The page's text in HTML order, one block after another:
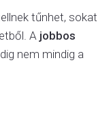
tűnhet, sokat
A jobbos
nem mindig a